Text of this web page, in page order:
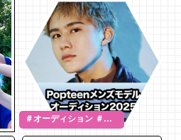
＃オーディション ＃ミ
クチャ ＃メンズモデル